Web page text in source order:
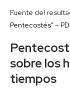
Fuente del
Pentecostés” –
sobre los
tiempos